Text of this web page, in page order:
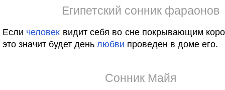
Египетский сонник фараонов
Если человек видит себя во сне покрывающим
это значит будет день любви проведен в доме его.
Сонник Майя